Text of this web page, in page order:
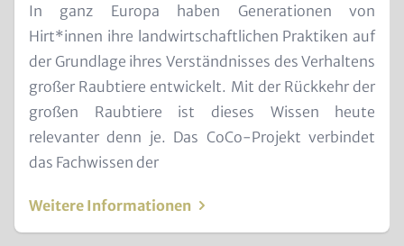
Text
for
Teaser
and
Metatags
In ganz Europa haben Generationen von
Hirt*innen ihre landwirtschaftlichen Praktiken auf
der Grundlage ihres Verständnisses des Verhaltens
großer Raubtiere entwickelt. Mit der Rückkehr der
großen Raubtiere ist dieses Wissen heute
relevanter denn je. Das CoCo-Projekt verbindet
das Fachwissen der
Weitere Informationen